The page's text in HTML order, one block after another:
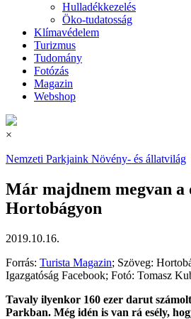
Hulladékkezelés
Öko-tudatosság
Klímavédelem
Turizmus
Tudomány
Fotózás
Magazin
Webshop
×
Nemzeti Parkjaink Növény- és állatvilág
Már majdnem megvan
Hortobágyon
2019.10.16.
Forrás: Turista Magazin; Szöveg:
Igazgatóság Facebook; Fotó: Tomasz
Tavaly ilyenkor 160 ezer darut
Parkban. Még idén is van rá esély,